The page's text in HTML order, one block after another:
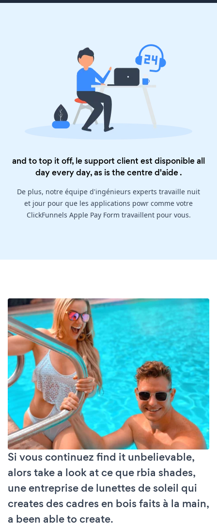
and to top it off, le support client est disponible all
day every day, as is thecentre d'aide.
De plus, notre équipe d'ingénieurs experts travaille nuit
et jour pour que les applications powr comme votre
ClickFunnels Apple Pay Form travaillent pour vous.
Si vous continuez find it unbelievable,
alors take a look at ce que rbia shades,
une entreprise de lunettes de soleil qui
creates des cadres en bois faits à la main,
a been able to create.